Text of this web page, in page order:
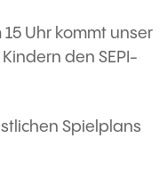
Uhr kommt unser
den SEPI-
Spielplans